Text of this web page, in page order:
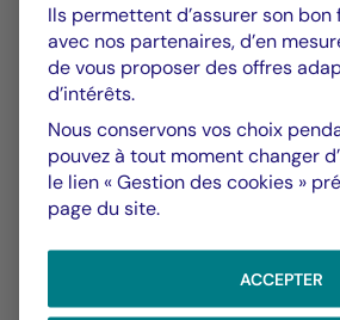
31/07/2026
Ils permettent d’assurer son
avec nos partenaires, d’en
de vous proposer des offres
d’intérêts.
Nous conservons vos choix
pouvez à tout moment changer
le lien « Gestion des cookies »
page du site.
ACCEPTER